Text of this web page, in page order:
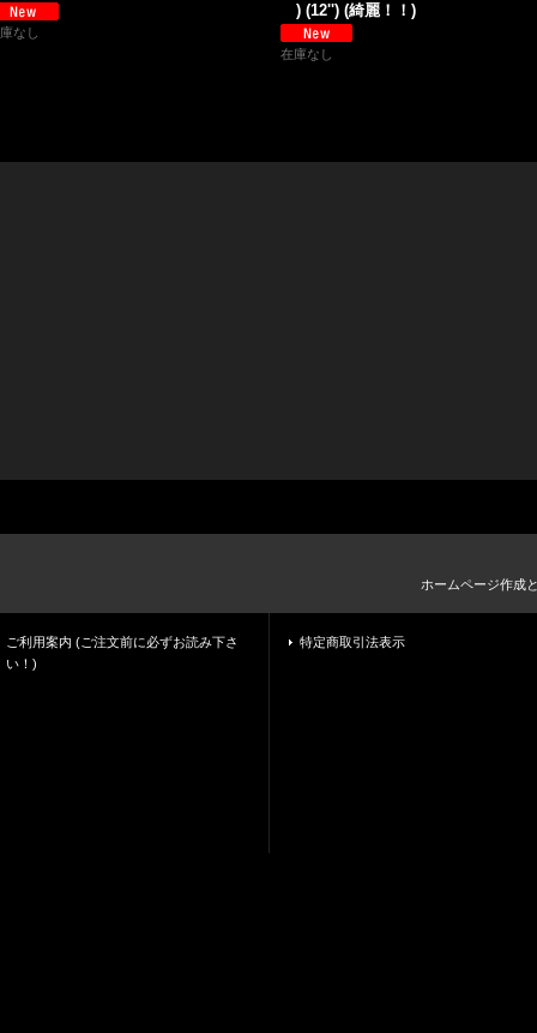
なし
) (12'') (綺麗！！)
在庫なし
ホームページ作成
ご利用案内 (ご注文前に必ずお読み下さ
い！)
特定商取引法表示